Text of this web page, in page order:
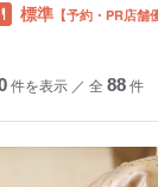
標準 【予約・PR店舗
件を表示 ／ 全 88件